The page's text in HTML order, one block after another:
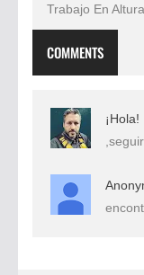
Trabajo En
COMMENTS